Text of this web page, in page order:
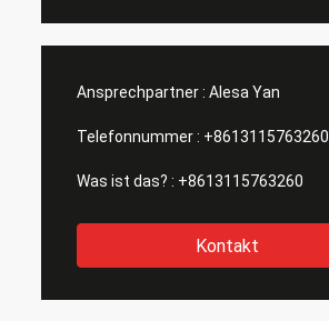
Ansprechpartner : Alesa Yan
Telefonnummer : +8613115763260
Was ist das? : +8613115763260
Kontakt